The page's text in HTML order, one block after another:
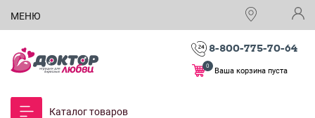
МЕНЮ
8-800-775-70-64
Ваша корзина пуста
0
Каталог товаров